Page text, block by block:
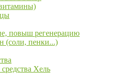
повыш регенерацию
(соли, пенки...)
Хель